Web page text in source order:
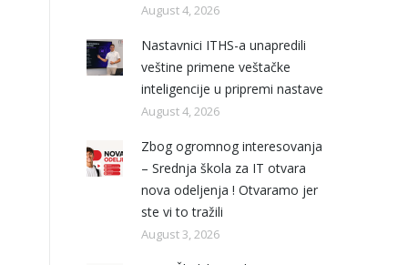
August 4, 2026
Nastavnici ITHS-a unapredili
veštine primene veštačke
inteligencije u pripremi nastave
August 4, 2026
Zbog ogromnog interesovanja
– Srednja škola za IT otvara
nova odeljenja ! Otvaramo jer
ste vi to tražili
August 3, 2026